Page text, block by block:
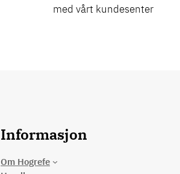
med vårt kundesenter
Informasjon
Om Hogrefe